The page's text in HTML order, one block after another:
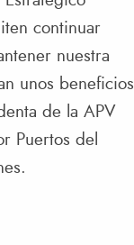
continuar
nuestra
unos beneficios
de la APV
Puertos del